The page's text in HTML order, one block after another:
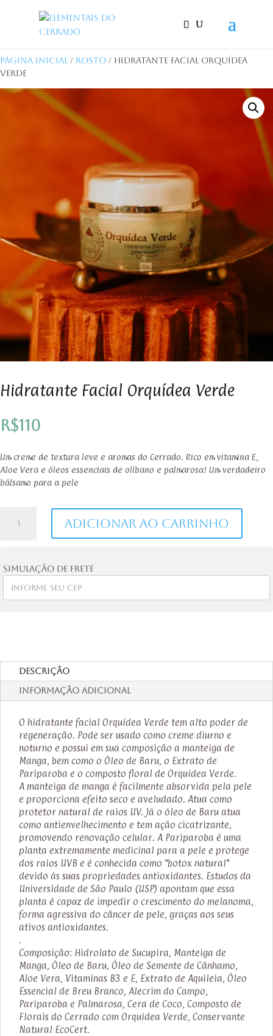
Página Inicial / Rosto / Hidratante Facial Orquídea
Verde
Hidratante Facial Orquídea Verde
R$110
Um creme de textura leve e aromas do Cerrado. Rico em vitamina E,
Aloe Vera e óleos essenciais de olíbano e palmarosa! Um verdadeiro
bálsamo para a pele
Hidratante
Facial
quantidade
Adicionar ao carrinho
Simulação de frete
Descrição
Informação adicional
O hidratante facial Orquídea Verde tem alto poder de
regeneração. Pode ser usado como creme diurno e
noturno e possui em sua composição a manteiga de
Manga, bem como o Óleo de Baru, o Extrato de
Pariparoba e o composto floral de Orquídea Verde.
A manteiga de manga é facilmente absorvida pela pele
e proporciona efeito seco e aveludado. Atua como
protetor natural de raios UV. Já o óleo de Baru atua
como antienvelhecimento e tem ação cicatrizante,
promovendo renovação celular. A Pariparoba é uma
planta extremamente medicinal para a pele e protege
dos raios UVB e é conhecida como "botox natural"
devido ás suas propriedades antioxidantes. Estudos da
Universidade de São Paulo (USP) apontam que essa
planta é capaz de impedir o crescimento do melanoma,
forma agressiva do câncer de pele, graças aos seus
ativos antioxidantes.
.
Composição: Hidrolato de Sucupira, Manteiga de
Manga, Óleo de Baru, Óleo de Semente de Cânhamo,
Aloe Vera, Vitaminas B3 e E, Extrato de Aquileia, Óleo
Essencial de Breu Branco, Alecrim do Campo,
Pariparoba e Palmarosa, Cera de Coco, Composto de
Florais do Cerrado com Orquídea Verde, Conservante
Natural EcoCert.